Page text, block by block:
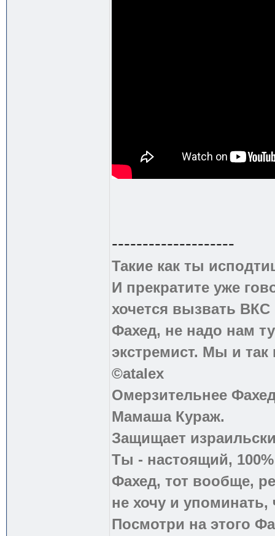
--------------------
Такие как ты
И прекратите уже
хочется вызвать
Фахед, не надо нам
экстремист. Мы и
©atalex
Омерзительнее
Мамаша Кураж.
Защищает
Ты - настоящий,
Фахед, тот вообще,
не хочу и
Посмотри на этого